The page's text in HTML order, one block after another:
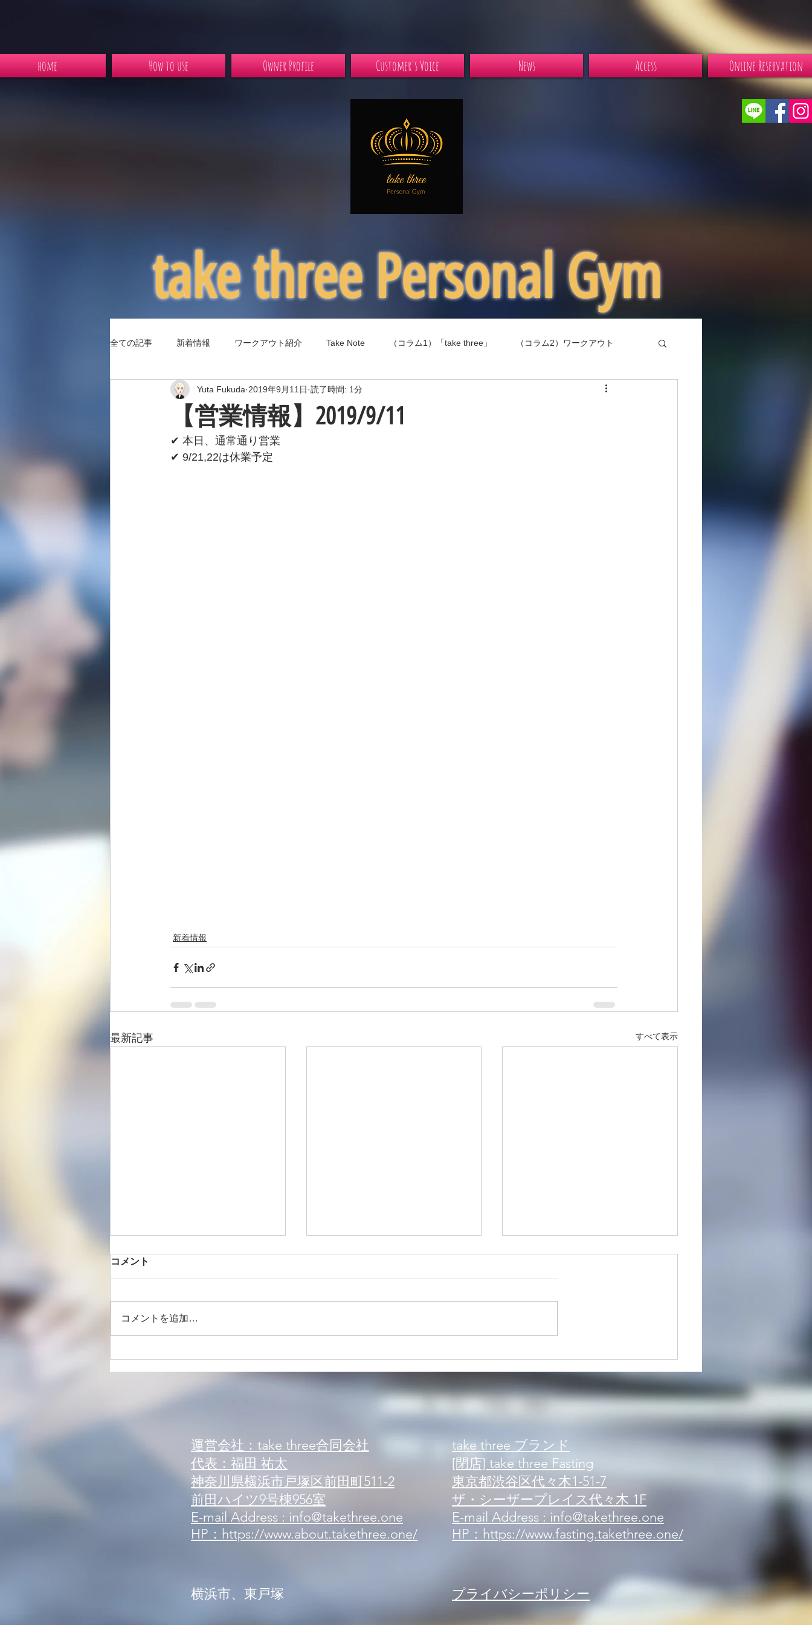
home How to use Owner Profile Customer's Voice News Access Online Reservation
​take three Personal Gym
全ての記事 新着情報 ワークアウト紹介 Take Note （コラム1）「take three」 （コラム2）ワークアウト
（コラム3）身体パフォーマンス （コラム4）食事（エネルギー摂取）
【営業情報】2019/9/11
Yuta Fukuda 2019年9月11日 読了時間: 1分
✔︎ 本日、通常通り営業
✔︎ 9/21,22は休業予定
新着情報
最新記事 すべて表示
数状況
数状況
数状況
コメント
コメントを追加…
運営会社：take three合同会社
代表：福田 祐太
神奈川県横浜市戸塚区前田町511-2
前田ハイツ9号棟956室
E-mail Address : info@takethree.one
HP：https://www.about.takethree.one/
​横浜市、東戸塚
take three ブランド
[閉店] take three Fasting
東京都渋谷区代々木1-51-7
ザ・シーザープレイス代々木 1F
E-mail Address : info@takethree.one
HP：https://www.fasting.takethree.one/
プライバシーポリシー